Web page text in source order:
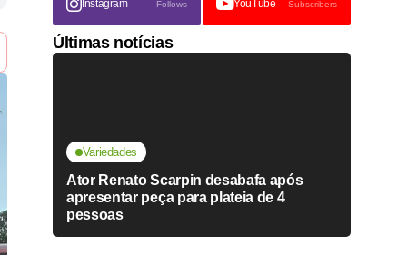
Instagram Follows YouTube Subscribers
Últimas notícias
Variedades
Ator Renato Scarpin desabafa após
apresentar peça para plateia de 4
pessoas